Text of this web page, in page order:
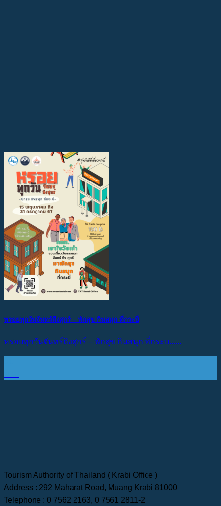
หรอยทุกวันจันทร์ถึงศุกร์ – พักสุข กินสนุก ที่กระบี่
หรอยทุกวันจันทร์ถึงศุกร์ – พักสุข กินสนุก ที่กระบ......
Tourism Authority of Thailand ( Krabi Office )
Address : 292 Maharat Road, Muang Krabi 81000
Telephone : 0 7562 2163, 0 7561 2811-2